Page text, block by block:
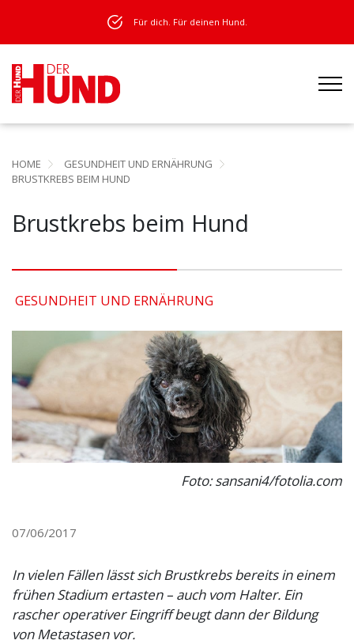
Für dich. Für deinen Hund.
HOME
GESUNDHEIT UND ERNÄHRUNG
BRUSTKREBS BEIM HUND
Brustkrebs beim Hund
GESUNDHEIT UND ERNÄHRUNG
Foto: sansani4/fotolia.com
07/06/2017
In vielen Fällen lässt sich Brustkrebs bereits in einem
frühen Stadium ertasten – auch vom Halter. Ein
rascher operativer Eingriff beugt dann der Bildung
von Metastasen vor.